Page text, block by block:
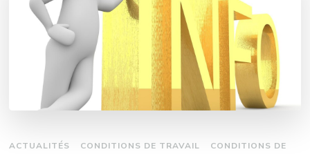
ACTUALITÉS CONDITIONS DE TRAVAIL
CONDITIONS DE